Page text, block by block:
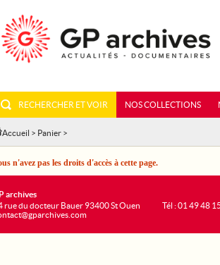
RECHERCHER ET VOIR NOS COLLECTIONS
Accueil > Panier >
n'avez pas les droits d'accès à cette page.
archives
rue du docteur Bauer 93400 St Ouen
Tél : 01 49 48